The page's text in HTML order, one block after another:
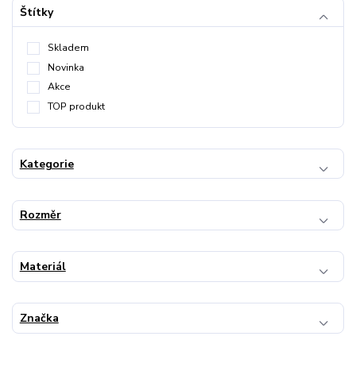
Štítky
Skladem
Novinka
Akce
TOP produkt
Kategorie
Rozměr
Materiál
Značka